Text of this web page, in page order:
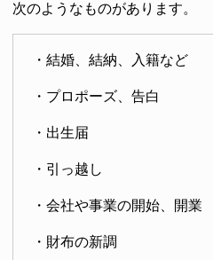
次のようなものがあります。
・結婚、結納、入籍など
・プロポーズ、告白
・出生届
・引っ越し
・会社や事業の開始、開業
・財布の新調